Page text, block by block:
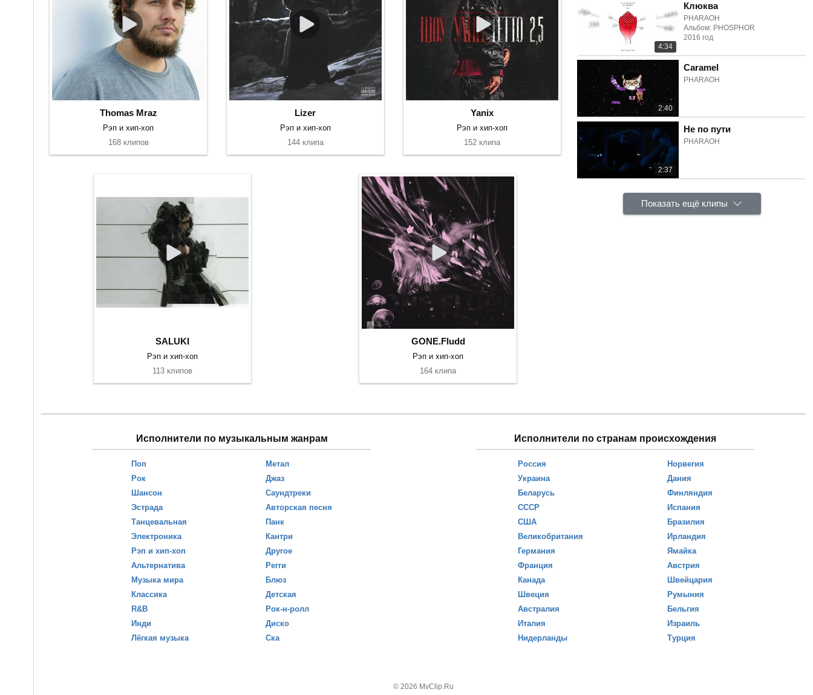
4:34
Клюква
PHARAOH
Альбом: PHOSPHOR
2016 год
2:40
Caramel
PHARAOH
2:37
Не по пути
PHARAOH
Показать ещё клипы
Thomas Mraz
Рэп и хип-хоп
168 клипов
Lizer
Рэп и хип-хоп
144 клипа
Yanix
Рэп и хип-хоп
152 клипа
SALUKI
Рэп и хип-хоп
113 клипов
GONE.Fludd
Рэп и хип-хоп
164 клипа
Исполнители по музыкальным жанрам
Поп
Рок
Шансон
Эстрада
Танцевальная
Электроника
Рэп и хип-хоп
Альтернатива
Музыка мира
Классика
R&B
Инди
Лёгкая музыка
Метал
Джаз
Саундтреки
Авторская песня
Панк
Кантри
Другое
Регги
Блюз
Детская
Рок-н-ролл
Диско
Ска
Исполнители по странам происхождения
Россия
Украина
Беларусь
СССР
США
Великобритания
Германия
Франция
Канада
Швеция
Австралия
Италия
Нидерланды
Норвегия
Дания
Финляндия
Испания
Бразилия
Ирландия
Ямайка
Австрия
Швейцария
Румыния
Бельгия
Израиль
Турция
© 2026 MvClip.Ru